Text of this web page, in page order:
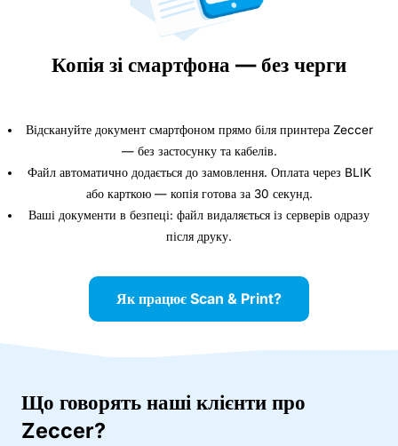
Копія зі смартфона — без черги
Відскануйте документ смартфоном прямо біля принтера Zeccer
— без застосунку та кабелів.
Файл автоматично додається до замовлення. Оплата через BLIK
або карткою — копія готова за 30 секунд.
Ваші документи в безпеці: файл видаляється із серверів одразу
після друку.
Як працює Scan & Print?
Що говорять наші клієнти про
Zeccer?